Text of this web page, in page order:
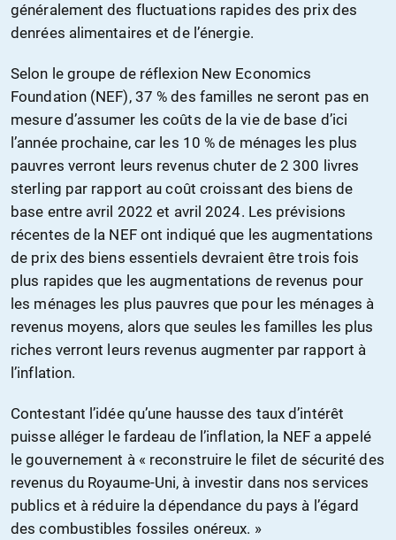
généralement des fluctuations rapides des prix des
denrées alimentaires et de l’énergie.
Selon le groupe de réflexion New Economics
Foundation (NEF), 37 % des familles ne seront pas en
mesure d’assumer les coûts de la vie de base d’ici
l’année prochaine, car les 10 % de ménages les plus
pauvres verront leurs revenus chuter de 2 300 livres
sterling par rapport au coût croissant des biens de
base entre avril 2022 et avril 2024. Les prévisions
récentes de la NEF ont indiqué que les augmentations
de prix des biens essentiels devraient être trois fois
plus rapides que les augmentations de revenus pour
les ménages les plus pauvres que pour les ménages à
revenus moyens, alors que seules les familles les plus
riches verront leurs revenus augmenter par rapport à
l’inflation.
Contestant l’idée qu’une hausse des taux d’intérêt
puisse alléger le fardeau de l’inflation, la NEF a appelé
le gouvernement à « reconstruire le filet de sécurité des
revenus du Royaume-Uni, à investir dans nos services
publics et à réduire la dépendance du pays à l’égard
des combustibles fossiles onéreux. »